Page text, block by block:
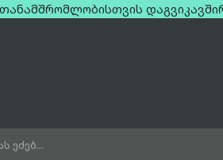
თანამშრომლობისთვის